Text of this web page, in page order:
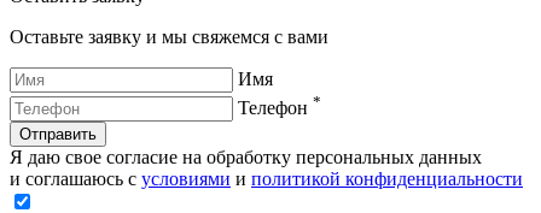
Оставьте заявку и мы свяжемся с вами
Имя
Телефон *
Отправить
Я даю свое согласие на обработку персональных данных
и соглашаюсь с условиями и политикой конфиденциальности